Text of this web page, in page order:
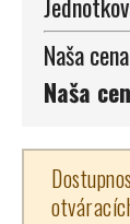
Naša
Naša